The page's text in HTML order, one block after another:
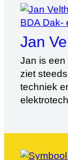
Jan
Jan is een
ziet
techniek
heeft. Jan